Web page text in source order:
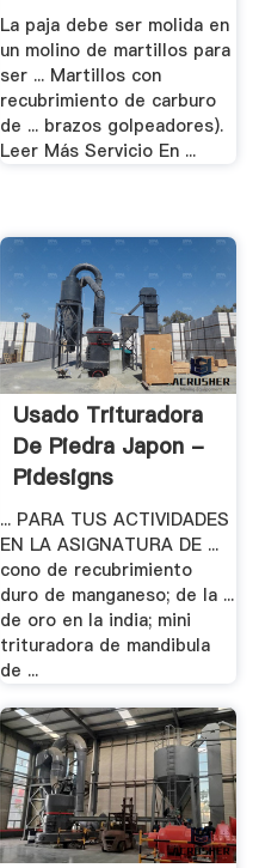
La paja debe ser molida en
un molino de martillos para
ser ... Martillos con
recubrimiento de carburo
de ... brazos golpeadores).
Leer Más Servicio En ...
Usado Trituradora
De Piedra Japon -
Pidesigns
... PARA TUS ACTIVIDADES
EN LA ASIGNATURA DE ...
cono de recubrimiento
duro de manganeso; de la ...
de oro en la india; mini
trituradora de mandibula
de ...